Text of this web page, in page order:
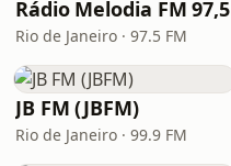
Rádio Melodia FM 97,5
Rio de Janeiro · 97.5 FM
JB FM (JBFM)
Rio de Janeiro · 99.9 FM